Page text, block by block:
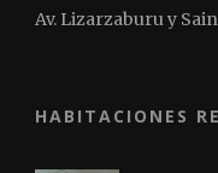
Av. Lizarzaburu y
HABITACIONES